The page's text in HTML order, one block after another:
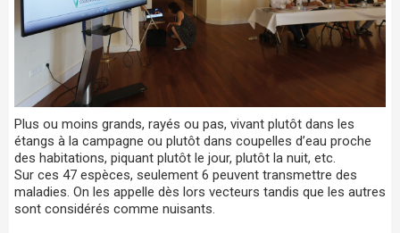
Plus ou moins grands, rayés ou pas, vivant plutôt dans les
étangs à la campagne ou plutôt dans coupelles d’eau proche
des habitations, piquant plutôt le jour, plutôt la nuit, etc.
Sur ces 47 espèces, seulement 6 peuvent transmettre des
maladies. On les appelle dès lors vecteurs tandis que les autres
sont considérés comme nuisants.